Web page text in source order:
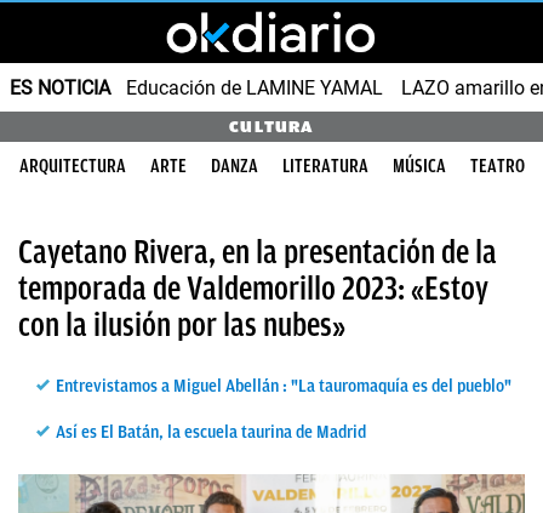
ES NOTICIA Educación de LAMINE YAMAL LAZO amarillo
CULTURA
ARQUITECTURA ARTE DANZA LITERATURA MÚSICA TEATRO
Cayetano Rivera, en la presentación de la
temporada de Valdemorillo 2023: «Estoy
con la ilusión por las nubes»
Entrevistamos a Miguel Abellán : "La tauromaquía es del pueblo"
Así es El Batán, la escuela taurina de Madrid